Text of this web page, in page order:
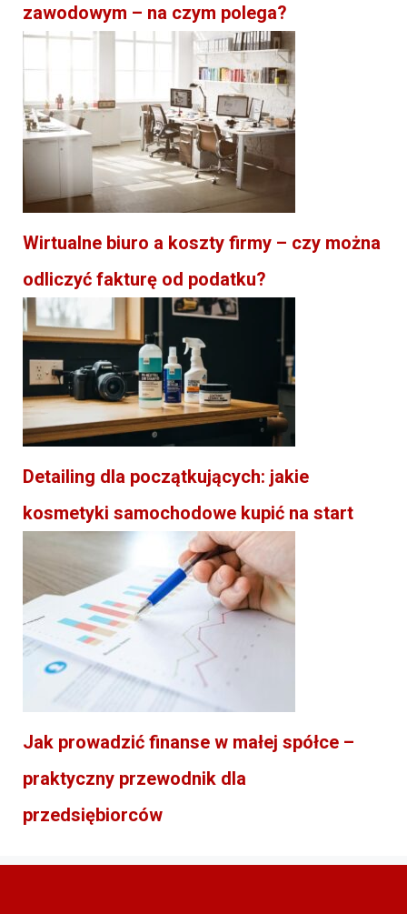
zawodowym – na czym polega?
Wirtualne biuro a koszty firmy – czy można
odliczyć fakturę od podatku?
Detailing dla początkujących: jakie
kosmetyki samochodowe kupić na start
Jak prowadzić finanse w małej spółce –
praktyczny przewodnik dla
przedsiębiorców